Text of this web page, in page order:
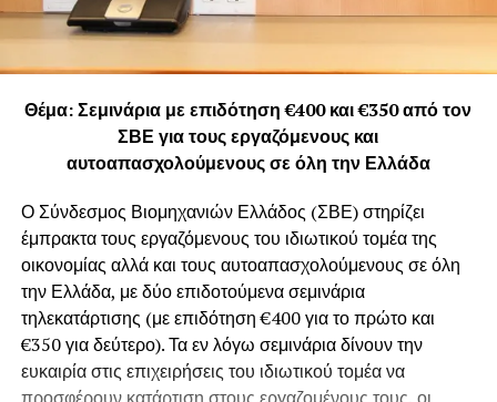
Θέμα: Σεμινάρια με επιδότηση €400 και €350 από τον
ΣΒΕ για τους εργαζόμενους και
αυτοαπασχολούμενους σε όλη την Ελλάδα
Ο Σύνδεσμος Βιομηχανιών Ελλάδος (ΣΒΕ) στηρίζει
έμπρακτα τους εργαζόμενους του ιδιωτικού τομέα της
οικονομίας αλλά και τους αυτοαπασχολούμενους σε όλη
την Ελλάδα, με δύο επιδοτούμενα σεμινάρια
τηλεκατάρτισης (με επιδότηση €400 για το πρώτο και
€350 για δεύτερο). Τα εν λόγω σεμινάρια δίνουν την
ευκαιρία στις επιχειρήσεις του ιδιωτικού τομέα να